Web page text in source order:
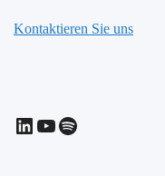
Kontaktieren Sie uns
LinkedIn
YouTube
Spotify